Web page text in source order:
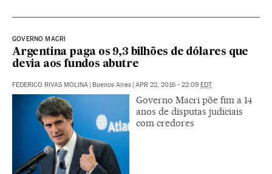
GOVERNO MACRI
Argentina paga os 9,3 bilhões de dólares que
devia aos fundos abutre
FEDERICO RIVAS MOLINA Buenos Aires APR 22, 2016 - 22:09 EDT
Governo Macri põe fim a 14
anos de disputas judiciais
com credores